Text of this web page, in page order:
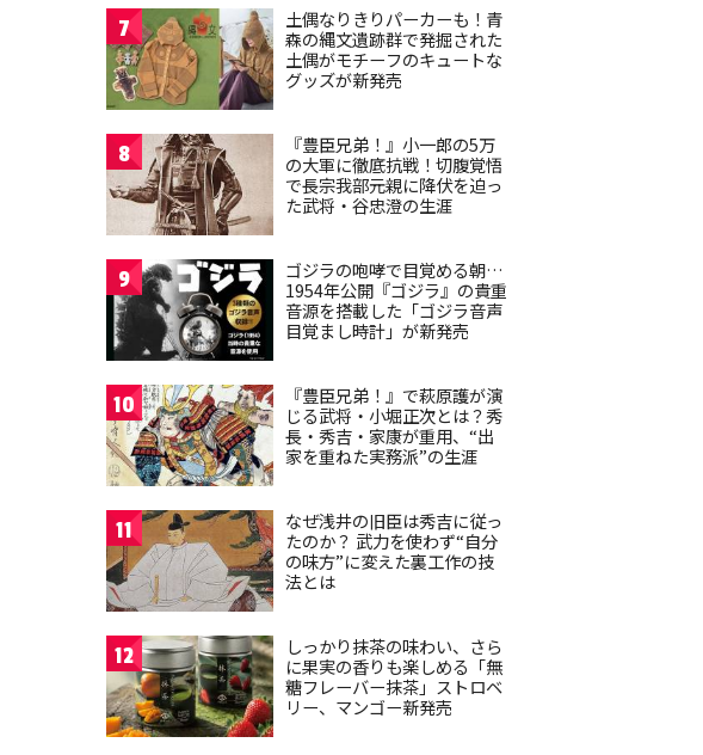
7
土偶なりきりパーカーも！青
森の縄文遺跡群で発掘された
土偶がモチーフのキュートな
グッズが新発売
8
『豊臣兄弟！』小一郎の5万
の大軍に徹底抗戦！切腹覚悟
で長宗我部元親に降伏を迫っ
た武将・谷忠澄の生涯
9
ゴジラの咆哮で目覚める朝…
1954年公開『ゴジラ』の貴重
音源を搭載した「ゴジラ音声
目覚まし時計」が新発売
10
『豊臣兄弟！』で萩原護が演
じる武将・小堀正次とは？秀
長・秀吉・家康が重用、“出
家を重ねた実務派”の生涯
11
なぜ浅井の旧臣は秀吉に従っ
たのか？ 武力を使わず“自分
の味方”に変えた裏工作の技
法とは
12
しっかり抹茶の味わい、さら
に果実の香りも楽しめる「無
糖フレーバー抹茶」ストロベ
リー、マンゴー新発売